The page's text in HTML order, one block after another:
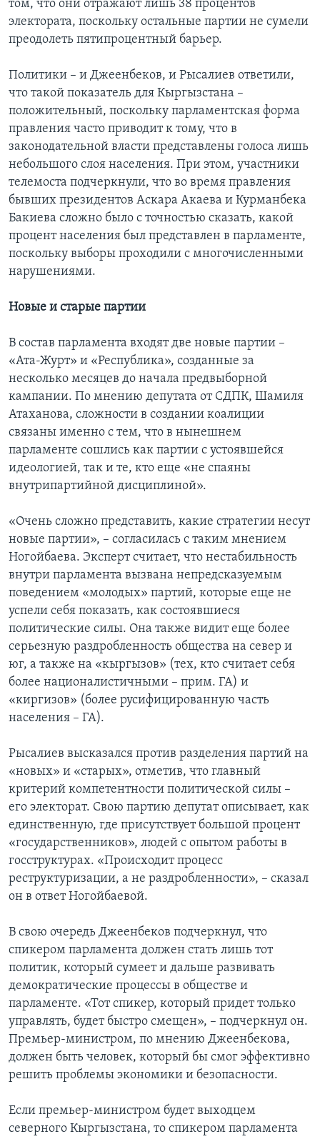
том, что они отражают лишь 38 процентов
электората, поскольку остальные партии не сумели
преодолеть пятипроцентный барьер.
Политики – и Джеенбеков, и Рысалиев ответили,
что такой показатель для Кыргызстана –
положительный, поскольку парламентская форма
правления часто приводит к тому, что в
законодательной власти представлены голоса лишь
небольшого слоя населения. При этом, участники
телемоста подчеркнули, что во время правления
бывших президентов Аскара Акаева и Курманбека
Бакиева сложно было с точностью сказать, какой
процент населения был представлен в парламенте,
поскольку выборы проходили с многочисленными
нарушениями.
Новые и старые партии
В состав парламента входят две новые партии –
«Ата-Журт» и «Республика», созданные за
несколько месяцев до начала предвыборной
кампании. По мнению депутата от СДПК, Шамиля
Атаханова, сложности в создании коалиции
связаны именно с тем, что в нынешнем
парламенте сошлись как партии с устоявшейся
идеологией, так и те, кто еще «не спаяны
внутрипартийной дисциплиной».
«Очень сложно представить, какие стратегии несут
новые партии», – согласилась с таким мнением
Ногойбаева. Эксперт считает, что нестабильность
внутри парламента вызвана непредсказуемым
поведением «молодых» партий, которые еще не
успели себя показать, как состоявшиеся
политические силы. Она также видит еще более
серьезную раздробленность общества на север и
юг, а также на «кыргызов» (тех, кто считает себя
более националистичными – прим. ГА) и
«киргизов» (более русифицированную часть
населения – ГА).
Рысалиев высказался против разделения партий на
«новых» и «старых», отметив, что главный
критерий компетентности политической силы –
его электорат. Свою партию депутат описывает, как
единственную, где присутствует большой процент
«государственников», людей с опытом работы в
госструктурах. «Происходит процесс
реструктуризации, а не раздробленности», – сказал
он в ответ Ногойбаевой.
В свою очередь Джеенбеков подчеркнул, что
спикером парламента должен стать лишь тот
политик, который сумеет и дальше развивать
демократические процессы в обществе и
парламенте. «Тот спикер, который придет только
управлять, будет быстро смещен», – подчеркнул он.
Премьер-министром, по мнению Джеенбекова,
должен быть человек, который бы смог эффективно
решить проблемы экономики и безопасности.
Если премьер-министром будет выходцем
северного Кыргызстана, то спикером парламента